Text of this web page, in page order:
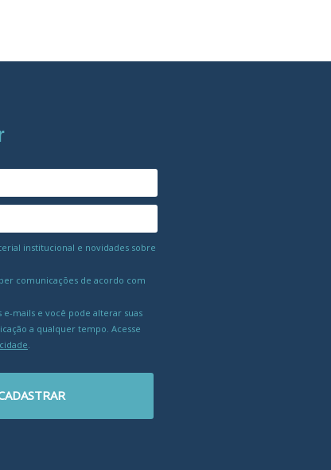
institucional e novidades sobre
comunicações de acordo com
mails e você pode alterar suas
a qualquer tempo. Acesse